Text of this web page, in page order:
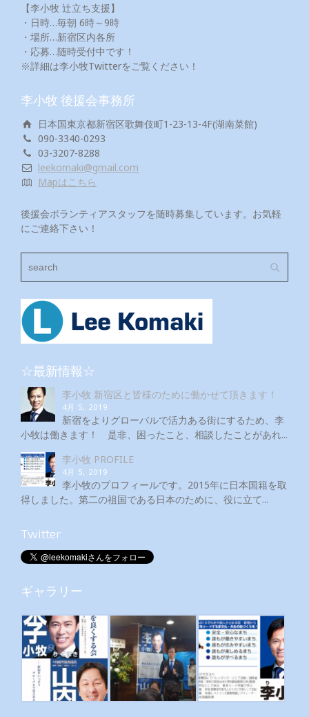
【李小牧 辻立ち支援】
・日時…毎朝 6時～9時
・場所…新宿区内各所
・応募…随時受付中です！
※詳細は李小牧Twitterをご覧ください！
李小牧 後援会事務所
日本国東京都新宿区歌舞伎町1-23-13-4F(湖南菜館)
090-3340-0293
03-3207-8288
leekomaki@gmail.com
Mapはこちら
後援会ボランティアスタッフを随時募集しています。お気軽
にご連絡下さい！
☆最新情報☆
李小牧 新宿区と皆様のために働かせて頂きます！
4月 5, 2019
新宿をよりグローバルで活力ある街にするため、李
小牧は働きます！ 是非、困ったこと、相談したことがあれ...
李小牧 PROFILE
4月 5, 2019
李小牧のプロフィールです。2015年に日本国籍を取
得しました。第二の祖国である日本のために、役に立て...
Twitter
ギャラリー